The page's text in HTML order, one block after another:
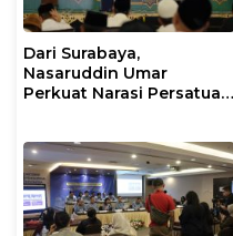
Dari Surabaya,
Nasaruddin Umar
Perkuat Narasi Persatuan